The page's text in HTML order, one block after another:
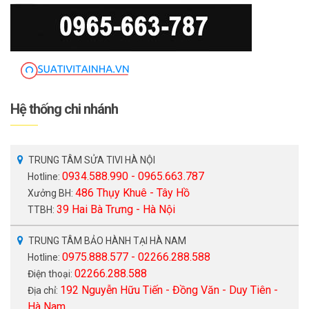
Hệ thống chi nhánh
TRUNG TÂM SỬA TIVI HÀ NỘI
Hotline: 0934.588.990 - 0965.663.787
Xưởng BH: 486 Thụy Khuê - Tây Hồ
TTBH: 39 Hai Bà Trưng - Hà Nội
TRUNG TÂM BẢO HÀNH TẠI HÀ NAM
Hotline: 0975.888.577 - 02266.288.588
Điện thoại: 02266.288.588
Địa chỉ: 192 Nguyễn Hữu Tiến - Đồng Văn - Duy Tiên -